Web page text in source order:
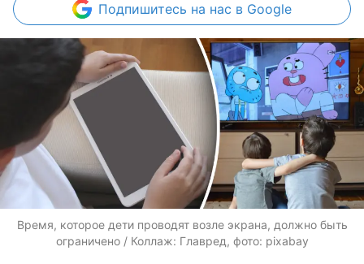
Подпишитесь на нас в Google
Время, которое дети проводят возле экрана, должно быть
ограничено / Коллаж: Главред, фото: pixabay